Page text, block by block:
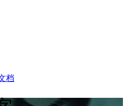
档